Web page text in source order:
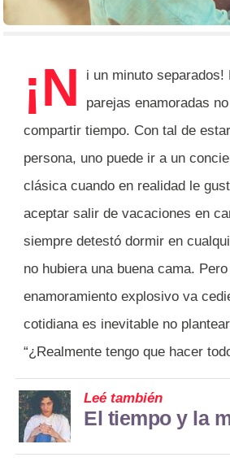
¡N
i un minuto separados!
parejas enamoradas
compartir tiempo. Con tal de
persona, uno puede ir a un
clásica cuando en realidad le
aceptar salir de vacaciones en
siempre detestó dormir en
no hubiera una buena cama.
enamoramiento explosivo va
cotidiana es inevitable no
“¿Realmente tengo que hacer
Leé también
El tiempo y la